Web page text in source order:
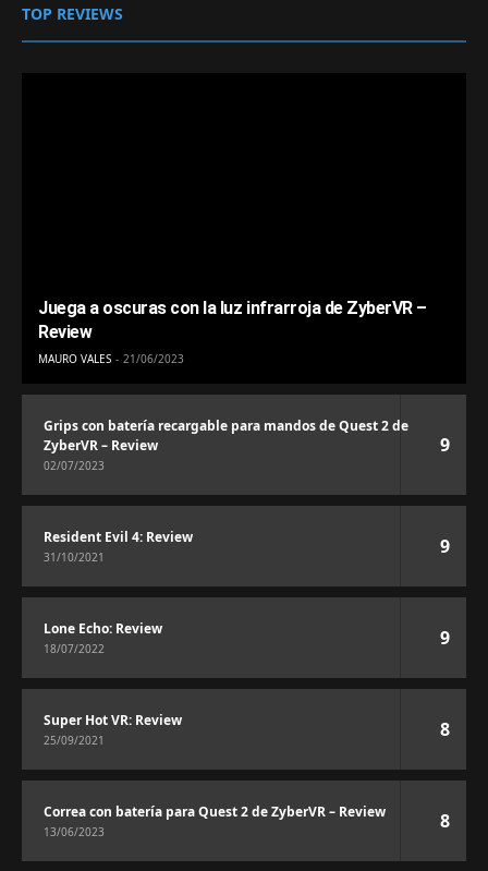
TOP REVIEWS
Juega a oscuras con la luz infrarroja de ZyberVR –
Review
MAURO VALES 21/06/2023
Grips con batería recargable para mandos de Quest 2 de
ZyberVR – Review
02/07/2023
9
Resident Evil 4: Review
31/10/2021 9
Lone Echo: Review
18/07/2022 9
Super Hot VR: Review
25/09/2021 8
Correa con batería para Quest 2 de ZyberVR – Review
13/06/2023 8